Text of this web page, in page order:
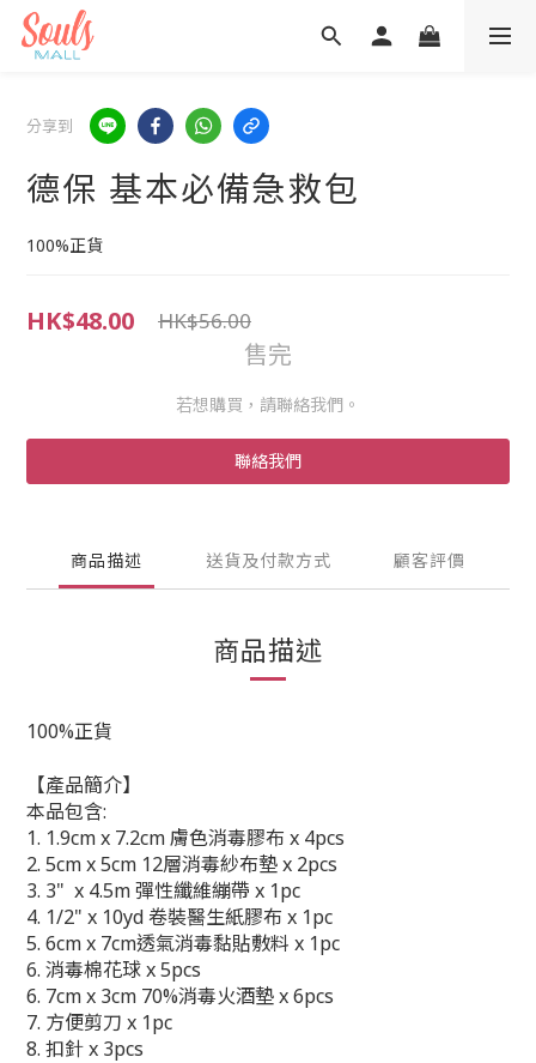
分享到
德保 基本必備急救包
100%正貨
HK$48.00 HK$56.00
售完
若想購買，請聯絡我們。
聯絡我們
商品描述 送貨及付款方式 顧客評價
商品描述
100%正貨
【產品簡介】
本品包含:
1. 1.9cm x 7.2cm 膚色消毒膠布 x 4pcs
2. 5cm x 5cm 12層消毒紗布墊 x 2pcs
3. 3" x 4.5m 彈性纖維繃帶 x 1pc
4. 1/2" x 10yd 卷裝醫生紙膠布 x 1pc
5. 6cm x 7cm透氣消毒黏貼敷料 x 1pc
6. 消毒棉花球 x 5pcs
6. 7cm x 3cm 70%消毒火酒墊 x 6pcs
7. 方便剪刀 x 1pc
8. 扣針 x 3pcs